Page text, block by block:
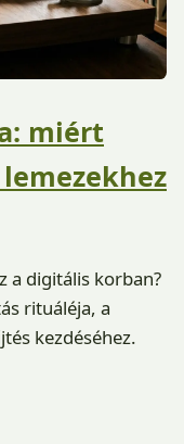
miért
a digitális korban?
rituáléja, a
kezdéséhez.